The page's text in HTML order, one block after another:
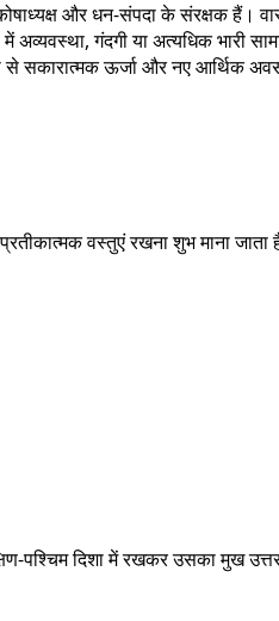
और धन-संपदा के संरक्षक हैं।
में अव्यवस्था, गंदगी या अत्यधिक
से सकारात्मक ऊर्जा और नए आर्थिक
वस्तुएं रखना शुभ माना
पश्चिम दिशा में रखकर उसका मुख